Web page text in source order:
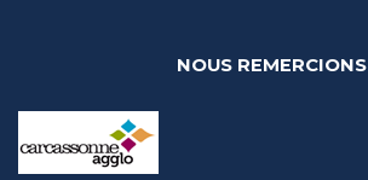
NOUS REMERCIONS